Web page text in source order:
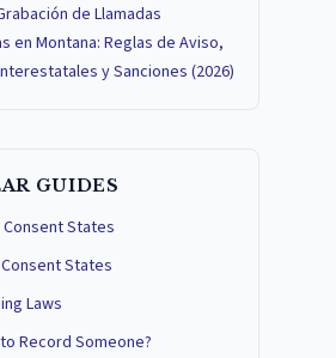
de Llamadas
en Montana: Reglas de Aviso,
y Sanciones (2026)
GUIDES
States
States
Laws
Record Someone?